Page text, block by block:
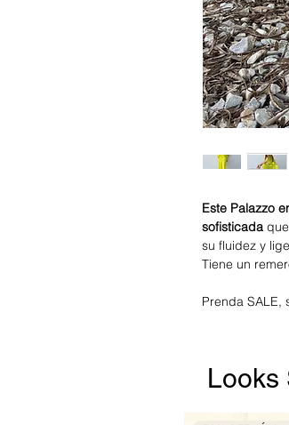
Este Palazzo
sofisticada
su fluidez y
Tiene un
Prenda SALE,
Looks